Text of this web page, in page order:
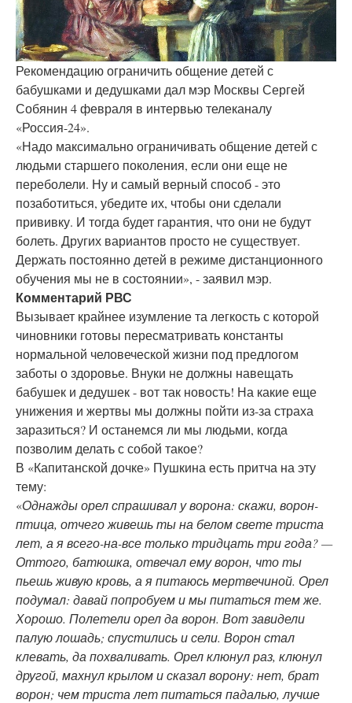
Рекомендацию ограничить общение детей с
бабушками и дедушками дал мэр Москвы Сергей
Собянин 4 февраля в интервью телеканалу
«Россия-24».
«Надо максимально ограничивать общение детей с
людьми старшего поколения, если они еще не
переболели. Ну и самый верный способ - это
позаботиться, убедите их, чтобы они сделали
прививку. И тогда будет гарантия, что они не будут
болеть. Других вариантов просто не существует.
Держать постоянно детей в режиме дистанционного
обучения мы не в состоянии», - заявил мэр.
Комментарий РВС
Вызывает крайнее изумление та легкость с которой
чиновники готовы пересматривать константы
нормальной человеческой жизни под предлогом
заботы о здоровье. Внуки не должны навещать
бабушек и дедушек - вот так новость! На какие еще
унижения и жертвы мы должны пойти из-за страха
заразиться? И останемся ли мы людьми, когда
позволим делать с собой такое?
В «Капитанской дочке» Пушкина есть притча на эту
тему:
«Однажды орел спрашивал у ворона: скажи, ворон-
птица, отчего живешь ты на белом свете триста
лет, а я всего-на-все только тридцать три года? —
Оттого, батюшка, отвечал ему ворон, что ты
пьешь живую кровь, а я питаюсь мертвечиной. Орел
подумал: давай попробуем и мы питаться тем же.
Хорошо. Полетели орел да ворон. Вот завидели
палую лошадь; спустились и сели. Ворон стал
клевать, да похваливать. Орел клюнул раз, клюнул
другой, махнул крылом и сказал ворону: нет, брат
ворон; чем триста лет питаться падалью, лучше